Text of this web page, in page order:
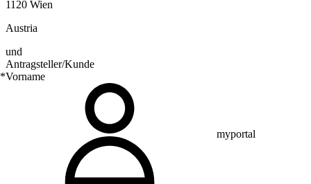
1120 Wien
Austria
und
Antragsteller/Kunde
*Vorname
myportal